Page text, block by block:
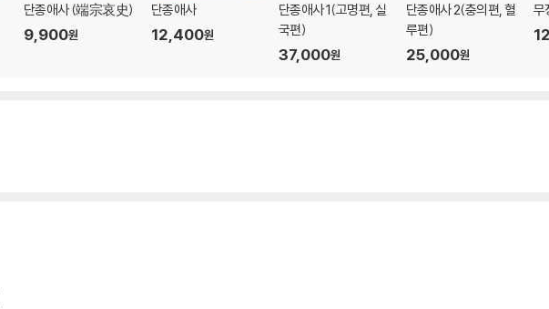
단종애사 (端宗哀史)
9,900원
단종애사
12,400원
단종애사 1(고명편, 실
국편)
37,000원
단종애사 2(충의편, 혈
루편)
25,000원
무